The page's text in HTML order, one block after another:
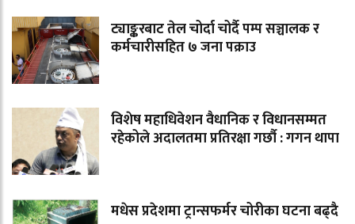
ट्याङ्करबाट तेल चोर्दा चोर्दै पम्प सञ्चालक र
कर्मचारीसहित ७ जना पक्राउ
विशेष महाधिवेशन वैधानिक र विधानसम्मत
रहेकोले अदालतमा प्रतिरक्षा गर्छौ : गगन थापा
मधेस प्रदेशमा ट्रान्सफर्मर चोरीका घटना बढ्दै